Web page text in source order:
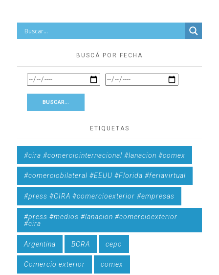
BUSCÁ POR FECHA
ETIQUETAS
#cira #comerciointernacional #lanacion #comex
#comerciobilateral #EEUU #Florida #feriavirtual
#press #CIRA #comercioexterior #empresas
#press #medios #lanacion #comercioexterior
#cira
Argentina BCRA cepo
Comercio exterior comex